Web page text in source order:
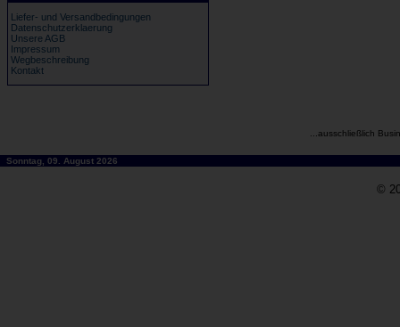
Liefer- und Versandbedingungen
Datenschutzerklaerung
Unsere AGB
Impressum
Wegbeschreibung
Kontakt
...ausschließlich
Sonntag, 09. August 2026
©